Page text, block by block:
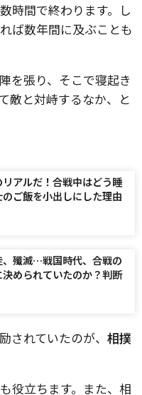
時間で終わります。し
ば数年間に及ぶことも
を張り、そこで寝起き
敵と対峙するなか、と
アルだ！合戦中はどう睡
ご飯を小出しにした理由
、殲滅…戦国時代、合戦の
められていたのか？判断
されていたのが、 相撲
役立ちます。また、相